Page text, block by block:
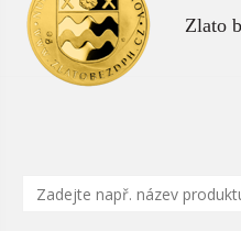
Zlato